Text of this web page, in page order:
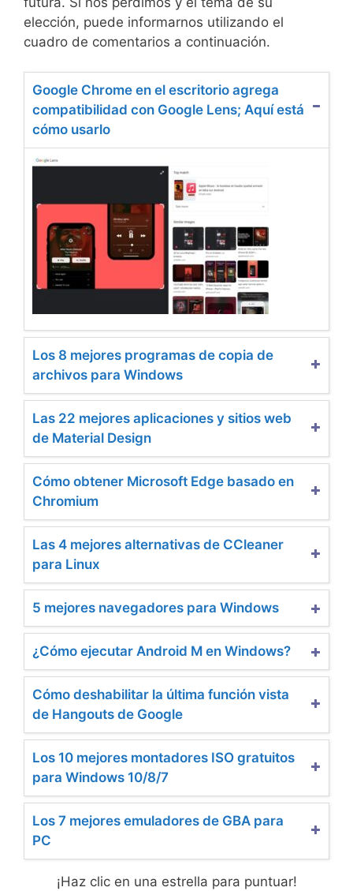
elección, puede informarnos utilizando el
cuadro de comentarios a continuación.
Google Chrome en el escritorio agrega
compatibilidad con Google Lens; Aquí está
cómo usarlo
Los 8 mejores programas de copia de
archivos para Windows
Las 22 mejores aplicaciones y sitios web
de Material Design
Cómo obtener Microsoft Edge basado en
Chromium
Las 4 mejores alternativas de CCleaner
para Linux
5 mejores navegadores para Windows
¿Cómo ejecutar Android M en Windows?
Cómo deshabilitar la última función vista
de Hangouts de Google
Los 10 mejores montadores ISO gratuitos
para Windows 10/8/7
Los 7 mejores emuladores de GBA para
PC
¡Haz clic en una estrella para puntuar!